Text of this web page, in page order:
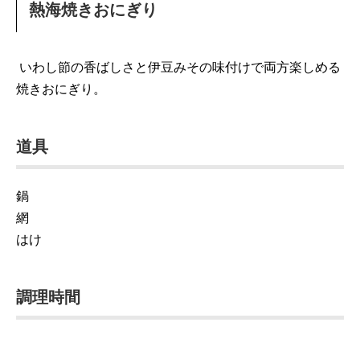
熱海焼きおにぎり
いわし節の香ばしさと伊豆みその味付けで両方楽しめる
焼きおにぎり。
道具
鍋
網
はけ
調理時間